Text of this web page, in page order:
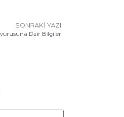
SONRAKI YAZI
Dair Bilgiler